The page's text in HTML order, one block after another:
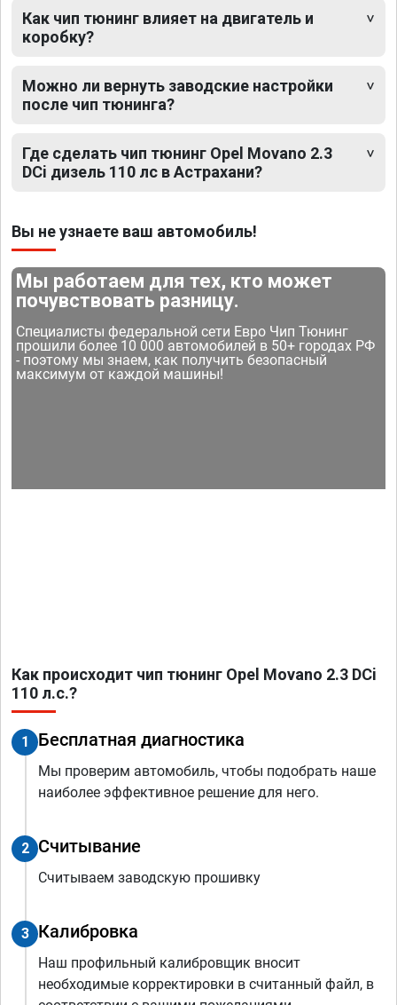
Как чип тюнинг влияет на двигатель и
коробку?
Можно ли вернуть заводские настройки
после чип тюнинга?
Где сделать чип тюнинг Opel Movano 2.3
DCi дизель 110 лс в Астрахани?
Вы не узнаете ваш автомобиль!
Мы работаем для тех, кто может
почувствовать разницу.
Специалисты федеральной сети Евро Чип Тюнинг
прошили более 10 000 автомобилей в 50+ городах РФ
- поэтому мы знаем, как получить безопасный
максимум от каждой машины!
Как происходит чип тюнинг Opel Movano 2.3 DCi
110 л.с.?
1 Бесплатная диагностика
Мы проверим автомобиль, чтобы подобрать наше
наиболее эффективное решение для него.
2 Считывание
Считываем заводскую прошивку
3 Калибровка
Наш профильный калибровщик вносит
необходимые корректировки в считанный файл, в